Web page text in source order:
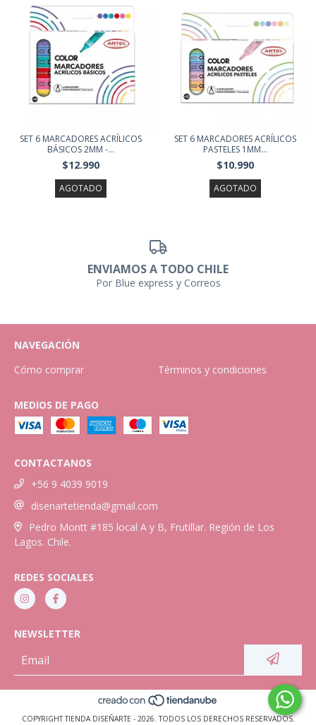
SET 6 MARCADORES ACRÍLICOS
BÁSICOS 2MM -...
$12.990
AGOTADO
SET 6 MARCADORES ACRÍLICOS
PASTELES 1MM...
$10.990
AGOTADO
ENVIAMOS A TODO CHILE
Por Blue express y Correos
NAVEGACIÓN
Cómo comprar
Términos y condiciones
MEDIOS DE PAGO
CONTACTANOS
+56 9 4039 9019
disenartetienda@gmail.com
Pedro Montt #185 local A y B, Frutillar. Región de Los
Lagos. Chile.
REDES SOCIALES
NEWSLETTER
COPYRIGHT TIENDA DISEÑARTE - 2026. TODOS LOS DERECHOS RESERVADOS.